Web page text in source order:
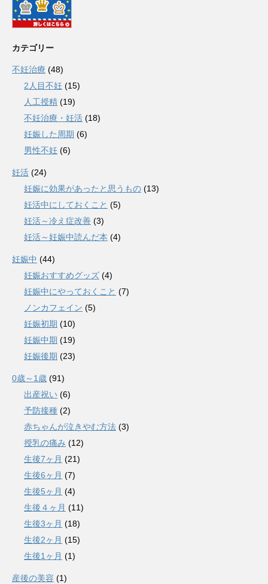
カテゴリー
不妊治療 (48)
2人目不妊 (15)
人工授精 (19)
不妊治療・妊活 (18)
妊娠した周期 (6)
男性不妊 (6)
妊活 (24)
妊娠に効果があったと思うもの (13)
妊活中にしておくこと (5)
妊活～冷え症改善 (3)
妊活～妊娠中読んだ本 (4)
妊娠中 (44)
妊娠おすすめグッズ (4)
妊娠中にやっておくこと (7)
ノンカフェイン (5)
妊娠初期 (10)
妊娠中期 (19)
妊娠後期 (23)
0歳～1歳 (91)
出産祝い (6)
予防接種 (2)
赤ちゃんが泣きやむ方法 (3)
授乳の痛み (12)
生後7ヶ月 (21)
生後6ヶ月 (7)
生後5ヶ月 (4)
生後４ヶ月 (11)
生後3ヶ月 (18)
生後2ヶ月 (15)
生後1ヶ月 (1)
産後の美容 (1)